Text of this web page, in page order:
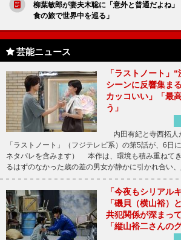
柳葉敏郎が妻夫木聡に「意外と普通だよね
食の旅で世界中を巡る」
芸能ニュース
「ラストノート」
シーンに反響集ま
カッコいい」「最
う」
内田有紀と寺西拓人
「ラストノート」（フジテレビ系）の第5話が、6日
ネタバレを含みます） 本作は、環境も積み重ねて
るはずのなかった歳の差の男女が静かに引かれ合い
「今夜もシリアル
「磯貝（横山裕）
共犯関係が深まっ
「縦山裕二さんの